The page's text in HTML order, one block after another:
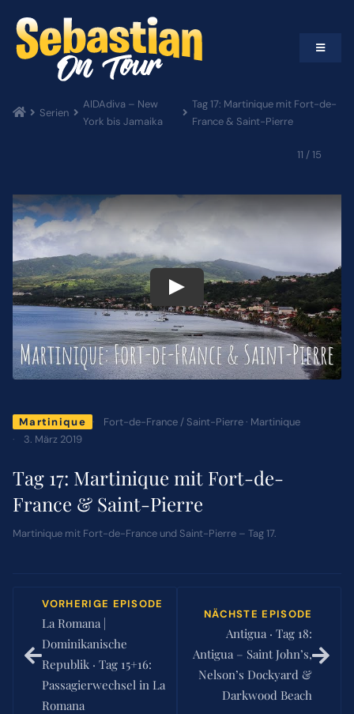
Inhalt
springen
Toggle
WELTKARTE
EQUIPMENT
BUCKET LIST
ARTIKEL & BERICHTE
NACH:
Serien
AIDAdiva – New
York bis Jamaika
Tag 17: Martinique mit Fort-de-
France & Saint-Pierre
11 / 15
Martinique
Fort-de-France / Saint-Pierre · Martinique
3. März 2019
Tag 17: Martinique mit Fort-de-
France & Saint-Pierre
Martinique mit Fort-de-France und Saint-Pierre – Tag 17.
VORHERIGE EPISODE
La Romana |
Dominikanische
Republik · Tag 15+16:
Passagierwechsel in La
Romana
NÄCHSTE EPISODE
Antigua · Tag 18:
Antigua – Saint John’s,
Nelson’s Dockyard &
Darkwood Beach